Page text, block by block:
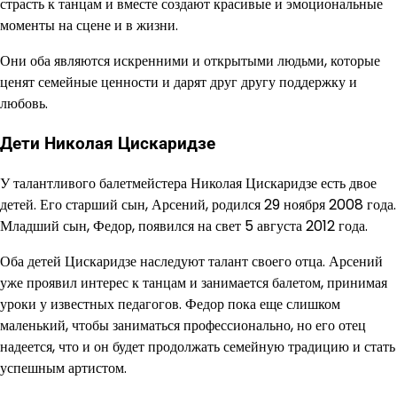
страсть к танцам и вместе создают красивые и эмоциональные
моменты на сцене и в жизни.
Они оба являются искренними и открытыми людьми, которые
ценят семейные ценности и дарят друг другу поддержку и
любовь.
Дети Николая Цискаридзе
У талантливого балетмейстера Николая Цискаридзе есть двое
детей. Его старший сын, Арсений, родился 29 ноября 2008 года.
Младший сын, Федор, появился на свет 5 августа 2012 года.
Оба детей Цискаридзе наследуют талант своего отца. Арсений
уже проявил интерес к танцам и занимается балетом, принимая
уроки у известных педагогов. Федор пока еще слишком
маленький, чтобы заниматься профессионально, но его отец
надеется, что и он будет продолжать семейную традицию и стать
успешным артистом.